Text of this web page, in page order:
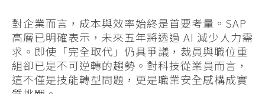
對企業而言，成本與效率始終是首要考量。SAP
高層已明確表示，未來五年將透過 AI 減少人力需
求。即使「完全取代」仍具爭議，裁員與職位重
組卻已是不可逆轉的趨勢。對科技從業員而言，
這不僅是技能轉型問題，更是職業安全感構成實